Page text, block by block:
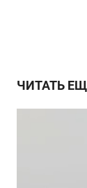
ЧИТАТЬ